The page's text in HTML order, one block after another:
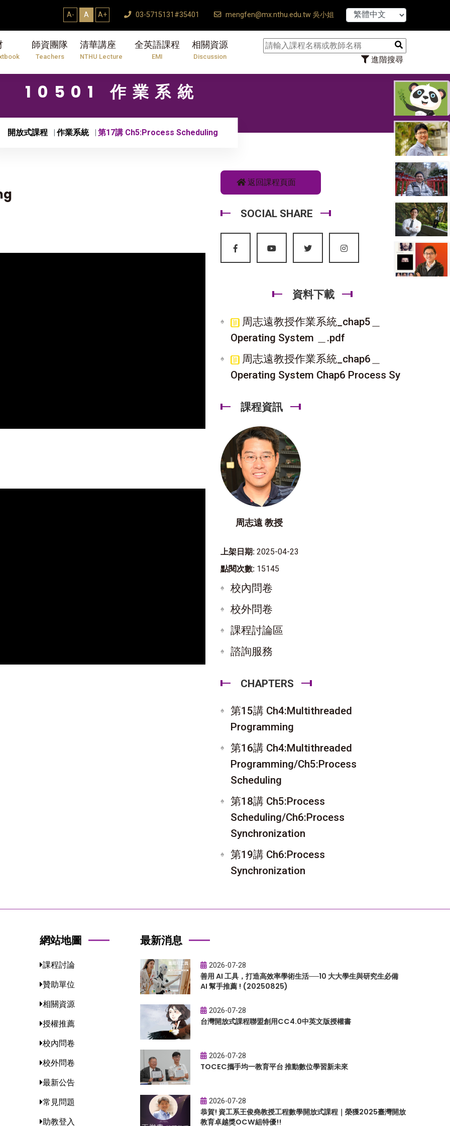
A- A A+ 03-5715131#35401 mengfen@mx.nthu.edu.tw 吳小姐
師資團隊
Teachers
清華講座
NTHU Lecture
全英語課程
EMI
相關資源
Discussion 進階搜尋
【7/31】114學年
10501 作業系統
開放式課程 作業系統 第17講 Ch5:Process Scheduling
返回課程頁面
SOCIAL SHARE
資料下載
周志遠教授作業系統_chap5＿
Operating System ＿.pdf
周志遠教授作業系統_chap6＿
Operating System Chap6 Process Sy
課程資訊
周志遠 教授
上架日期: 2025-04-23
點閱次數: 15145
校內問卷
校外問卷
課程討論區
諮詢服務
CHAPTERS
第15講 Ch4:Multithreaded
Programming
第16講 Ch4:Multithreaded
Programming/Ch5:Process
Scheduling
第18講 Ch5:Process
Scheduling/Ch6:Process
Synchronization
第19講 Ch6:Process
Synchronization
網站地圖
課程討論
贊助單位
相關資源
授權推薦
校內問卷
校外問卷
最新公告
常見問題
助教登入
最新消息
2026-07-28
善用 AI 工具，打造高效率學術生活──10 大大學生與研究生必備
AI 幫手推薦 ! (20250825)
2026-07-28
台灣開放式課程聯盟創用CC4.0中英文版授權書
2026-07-28
TOCEC攜手均一教育平台 推動數位學習新未來
2026-07-28
恭賀! 資工系王俊堯教授工程數學開放式課程｜榮獲2025臺灣開放
教育卓越獎OCW組特優!!